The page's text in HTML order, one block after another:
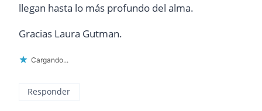
llegan hasta lo más profundo del alma.
Gracias Laura Gutman.
Cargando...
Responder